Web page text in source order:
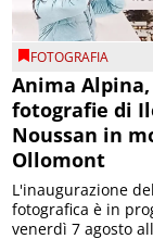
FOTOGRAFIA
Anima
fotografie di
Noussan in
Ollomont
L'inaugurazione
fotografica è in
venerdì 7 agosto